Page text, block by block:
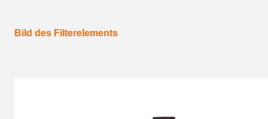
Bild des Filterelements